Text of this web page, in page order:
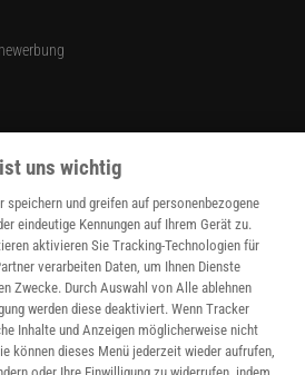
uns wichtig
speichern und greifen auf personenbezogene
eindeutige Kennungen auf Ihrem Gerät zu.
aktivieren Sie Tracking-Technologien für
verarbeiten Daten, um Ihnen Dienste
Zwecke. Durch Auswahl von Alle ablehnen
werden diese deaktiviert. Wenn Tracker
Inhalte und Anzeigen möglicherweise nicht
können dieses Menü jederzeit wieder aufrufen,